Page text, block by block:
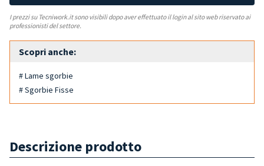
I prezzi su Tecniwork.it sono visibili dopo aver effettuato il login al sito web riservato ai
professionisti del settore.
Scopri anche:
# Lame sgorbie
# Sgorbie Fisse
Descrizione prodotto